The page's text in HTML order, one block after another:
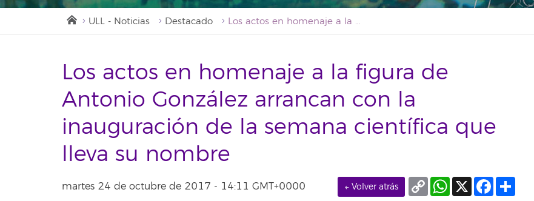
ULL - Noticias Destacado Los actos en homenaje a la figura de Antonio González arrancan con la inauguración de la semana científica que lleva su nombre
Los actos en homenaje a la figura de
Antonio González arrancan con la
inauguración de la semana científica que
lleva su nombre
martes 24 de octubre de 2017 - 14:11 GMT+0000 ← Volver atrás Facebook
X
WhatsApp
Copy
Link